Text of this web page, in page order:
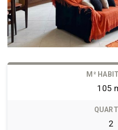
M²
105
2